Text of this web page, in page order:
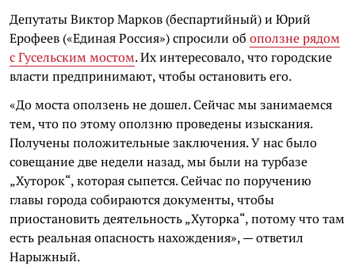
Депутаты Виктор Марков (беспартийный) и Юрий
Ерофеев («Единая Россия») спросили об оползне рядом
с Гусельским мостом. Их интересовало, что городские
власти предпринимают, чтобы остановить его.
«До моста оползень не дошел. Сейчас мы занимаемся
тем, что по этому оползню проведены изыскания.
Получены положительные заключения. У нас было
совещание две недели назад, мы были на турбазе
„Хуторок“, которая сыпется. Сейчас по поручению
главы города собираются документы, чтобы
приостановить деятельность „Хуторка“, потому что там
есть реальная опасность нахождения», — ответил
Нарыжный.